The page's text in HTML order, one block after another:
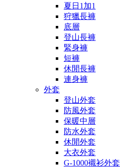
夏日1加1
狩獵長褲
底層
登山長褲
緊身褲
短褲
休閒長褲
連身褲
外套
登山外套
防風外套
保暖中層
防水外套
休閒外套
大衣外套
G-1000襯衫外套